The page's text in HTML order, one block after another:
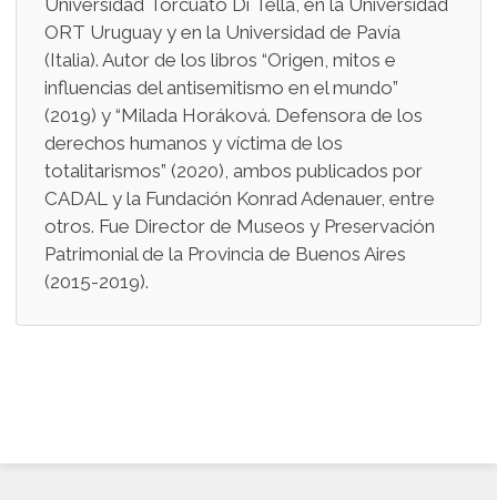
ORT Uruguay y en la Universidad de Pavía
(Italia). Autor de los libros “Origen, mitos e
influencias del antisemitismo en el mundo”
(2019) y “Milada Horáková. Defensora de los
derechos humanos y víctima de los
totalitarismos” (2020), ambos publicados por
CADAL y la Fundación Konrad Adenauer, entre
otros. Fue Director de Museos y Preservación
Patrimonial de la Provincia de Buenos Aires
(2015-2019).